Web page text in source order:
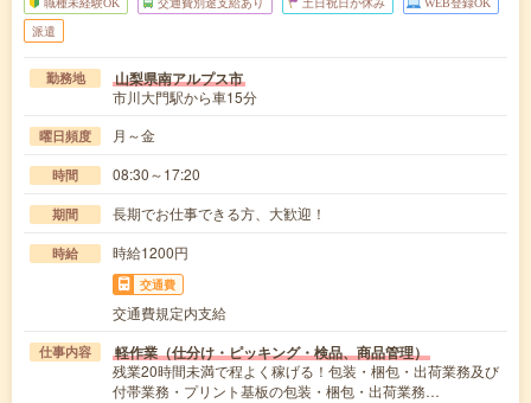
派遣
勤務地 山梨県南アルプス市
市川大門駅から車15分
曜日頻度 月～金
時間 08:30～17:20
期間 長期でお仕事できる方、大歓迎！
時給 時給1200円
交通費
交通費規定内支給
仕事内容 軽作業（仕分け・ピッキング・検品、商品管理）
残業20時間未満で程よく稼げる！包装・梱包・出荷業務及び
付帯業務・プリント基板の包装・梱包・出荷業務…